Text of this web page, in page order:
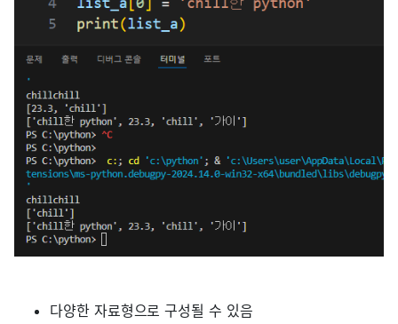
다양한 자료형으로 구성될 수 있음